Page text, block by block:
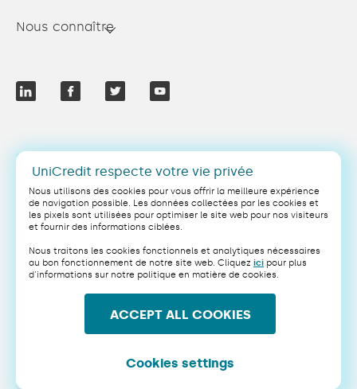
Nous connaître
FR
Juridique
Vie privée
Politique de cookies
Conditions générales
Sécurité
PSD2
Copyright 2025 UniCredit NV/SA
Ce site web utilise le reCAPTCHA invisible de Google.
la Banque Carrefour des Entreprises sous le numéro 0403.199.306, TVA:
UniCredit respecte votre vie privée
Nous utilisons des cookies pour vous offrir la meilleure expérience
de navigation possible. Les données collectées par les cookies et
les pixels sont utilisées pour optimiser le site web pour nos visiteurs
et fournir des informations ciblées.
Nous traitons les cookies fonctionnels et analytiques nécessaires
au bon fonctionnement de notre site web. Cliquez ici pour plus
d'informations sur notre politique en matière de cookies.
ACCEPT ALL COOKIES
Cookies settings